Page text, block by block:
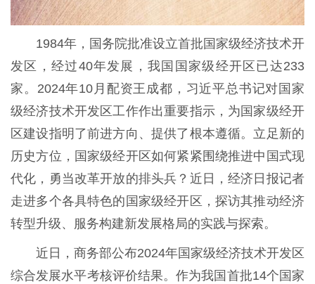
1984年，国务院批准设立首批国家级经济技术开
发区，经过40年发展，我国国家级经开区已达233
家。2024年10月配资王成都，习近平总书记对国家
级经济技术开发区工作作出重要指示，为国家级经开
区建设指明了前进方向、提供了根本遵循。立足新的
历史方位，国家级经开区如何紧紧围绕推进中国式现
代化，勇当改革开放的排头兵？近日，经济日报记者
走进多个各具特色的国家级经开区，探访其推动经济
转型升级、服务构建新发展格局的实践与探索。
近日，商务部公布2024年国家级经济技术开发区
综合发展水平考核评价结果。作为我国首批14个国家